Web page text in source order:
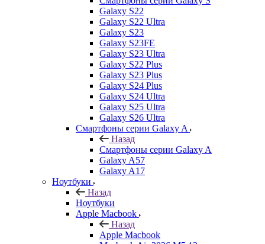
Galaxy S22
Galaxy S22 Ultra
Galaxy S23
Galaxy S23FE
Galaxy S23 Ultra
Galaxy S22 Plus
Galaxy S23 Plus
Galaxy S24 Plus
Galaxy S24 Ultra
Galaxy S25 Ultra
Galaxy S26 Ultra
Смартфоны серии Galaxy A
Назад
Смартфоны серии Galaxy A
Galaxy A57
Galaxy A17
Ноутбуки
Назад
Ноутбуки
Apple Macbook
Назад
Apple Macbook